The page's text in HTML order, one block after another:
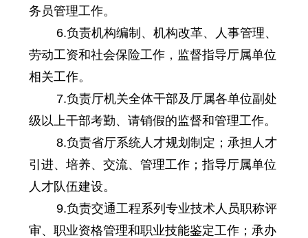
务员管理工作。
6.负责机构编制、机构改革、人事管理、
劳动工资和社会保险工作，监督指导厅属单位
相关工作。
7.负责厅机关全体干部及厅属各单位副处
级以上干部考勤、请销假的监督和管理工作。
8.负责省厅系统人才规划制定；承担人才
引进、培养、交流、管理工作；指导厅属单位
人才队伍建设。
9.负责交通工程系列专业技术人员职称评
审、职业资格管理和职业技能鉴定工作；承办